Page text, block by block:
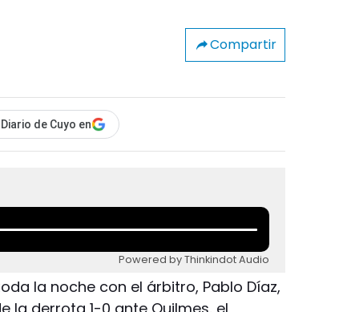
Compartir
de Cuyo en
Powered by Thinkindot Audio
la noche con el árbitro, Pablo Díaz,
la derrota 1-0 ante Quilmes, el